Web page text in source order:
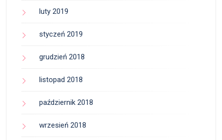
luty 2019
styczeń 2019
grudzień 2018
listopad 2018
październik 2018
wrzesień 2018